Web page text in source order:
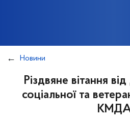
Новини
Різдвяне вітання
соціальної та